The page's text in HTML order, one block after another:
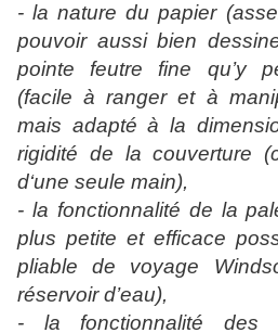
- la nature du papier
pouvoir aussi bien
pointe feutre fine qu’y
(facile à ranger et à
mais adapté à la
rigidité de la couverture
d‘une seule main),
- la fonctionnalité de la
plus petite et efficace
pliable de voyage
réservoir d’eau),
- la fonctionnalité des